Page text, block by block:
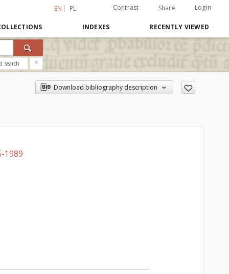
EN PL Contrast Share Login
INDEXES RECENTLY VIEWED
search ?
Download bibliography description
1989